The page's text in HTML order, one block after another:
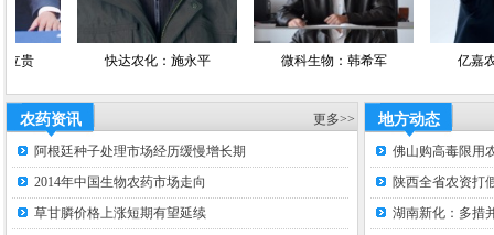
快达农化：施永平 微科生物：韩希军 亿嘉农化：褚
农药资讯 更多>>
阿根廷种子处理市场经历缓慢增长期
2014年中国生物农药市场走向
草甘膦价格上涨短期有望延续
地方动态
佛山购高毒限用
陕西全省农资打
湖南新化：多措